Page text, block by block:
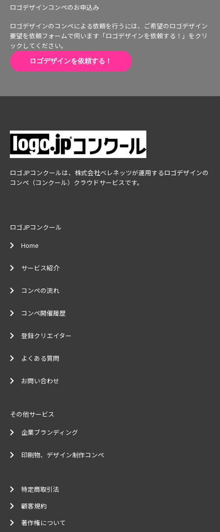
ロゴデザインコンペのお申込み
ロゴデザインのコンペによる依頼を行うには、ご希望のロゴデザイン
要望を依頼フォームで伺います「ロゴデザインを依頼する！」をクリ
ックしてください。
ロゴデザインを依頼する！
ロゴJPコンクールは、株式会社ベレネッツが運用するロゴデザインの
コンペ（コンクール）クラウドサービスです。
ロゴJPコンクール
Home
サービス紹介
コンペの流れ
コンペ開催履歴
登録クリエイター
よくある質問
お問い合わせ
その他サービス
企業ブランディング
印刷物、デザイン制作コンペ
特定商取引法
顧客規約
著作権について